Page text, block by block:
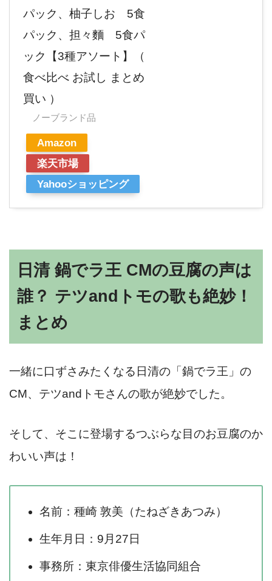
パック、柚子しお 5食
パック、担々麵 5食パ
ック【3種アソート】（
食べ比べ お試し まとめ
買い ）
ノーブランド品
Amazon
楽天市場
Yahooショッピング
日清 鍋でラ王 CMの豆腐の声は
誰？ テツandトモの歌も絶妙！
まとめ
一緒に口ずさみたくなる日清の「鍋でラ王」の
CM、テツandトモさんの歌が絶妙でした。
そして、そこに登場するつぶらな目のお豆腐のか
わいい声は！
名前：種崎 敦美（たねざきあつみ）
生年月日：9月27日
事務所：東京俳優生活協同組合